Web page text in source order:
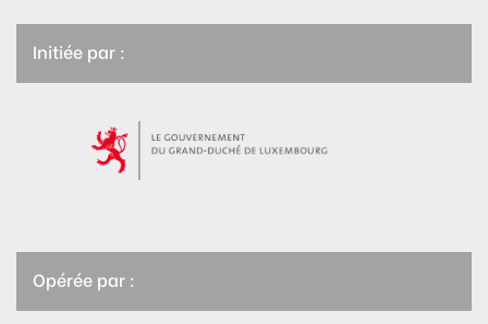
Initiée par :
Opérée par :